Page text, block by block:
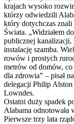
krajach wysoko
którzy odwiedzili
który dotychczas
Świata. „Widziałem
publicznej kanalizacji,
instalację szamba.
rowów i prostych
metrów od domów,
dla zdrowia” – pisał
delegacji Philip
Lowndes.
Ostatni duży spadek
Alabama odnotowała
Pierwsze trzy lata